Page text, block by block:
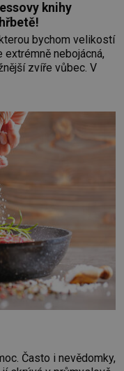
knihy
bychom velikostí
nebojácná,
zvíře vůbec. V
Často i nevědomky,